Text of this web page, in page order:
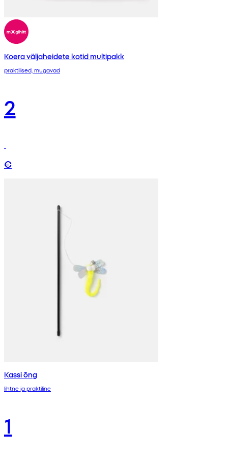
Koera väljaheidete kotid multipakk
praktilised, mugavad
2
€
Kassi õng
lihtne ja praktiline
1